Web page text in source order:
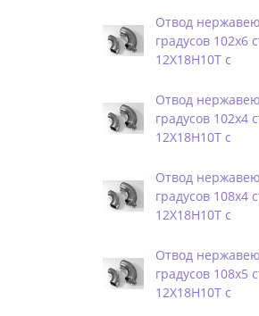
Отвод
градусов 102х6
12Х18Н10Т с
Отвод
градусов 102х4
12Х18Н10Т с
Отвод
градусов 108х4
12Х18Н10Т с
Отвод
градусов 108х5
12Х18Н10Т с